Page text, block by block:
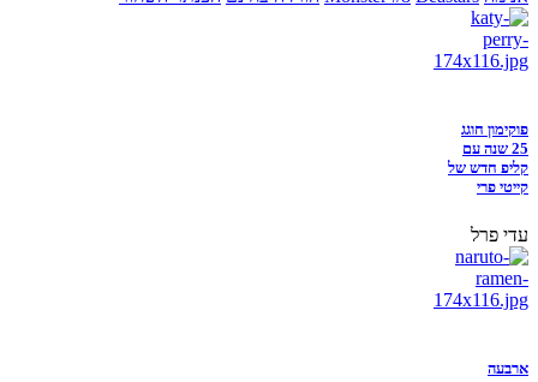
פוקימון חוגג
25 שנה עם
קליפ חדש של
קייטי פרי
עדי פרל
ארבעה